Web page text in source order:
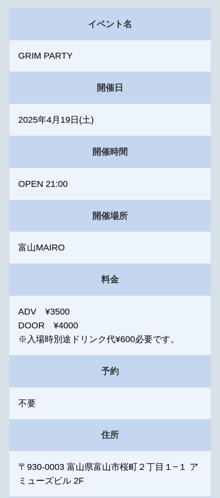
イベント名
GRIM PARTY
開催日
2025年4月19日(土)
開催時間
OPEN 21:00
開催場所
富山MAIRO
料金
ADV ¥3500
DOOR ¥4000
※入場時別途ドリンク代¥600必要です。
予約
不要
住所
〒930-0003 富山県富山市桜町２丁目１−１ ア
ミューズビル 2F